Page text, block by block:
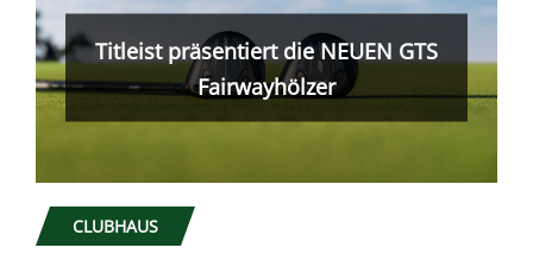
Was nicht passt, wird passend
CLUBHAUS